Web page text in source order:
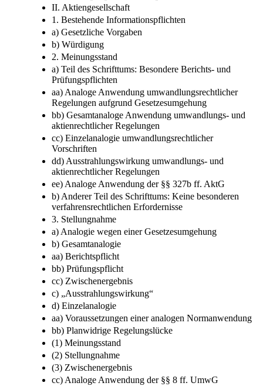
II. Aktiengesellschaft
1. Bestehende Informationspflichten
a) Gesetzliche Vorgaben
b) Würdigung
2. Meinungsstand
a) Teil des Schrifttums: Besondere Berichts- und
Prüfungspflichten
aa) Analoge Anwendung umwandlungsrechtlicher
Regelungen aufgrund Gesetzesumgehung
bb) Gesamtanaloge Anwendung umwandlungs- und
aktienrechtlicher Regelungen
cc) Einzelanalogie umwandlungsrechtlicher
Vorschriften
dd) Ausstrahlungswirkung umwandlungs- und
aktienrechtlicher Regelungen
ee) Analoge Anwendung der §§ 327b ff. AktG
b) Anderer Teil des Schrifttums: Keine besonderen
verfahrensrechtlichen Erfordernisse
3. Stellungnahme
a) Analogie wegen einer Gesetzesumgehung
b) Gesamtanalogie
aa) Berichtspflicht
bb) Prüfungspflicht
cc) Zwischenergebnis
c) „Ausstrahlungswirkung“
d) Einzelanalogie
aa) Voraussetzungen einer analogen Normanwendung
bb) Planwidrige Regelungslücke
(1) Meinungsstand
(2) Stellungnahme
(3) Zwischenergebnis
cc) Analoge Anwendung der §§ 8 ff. UmwG